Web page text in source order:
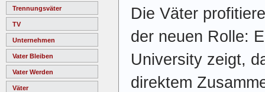
Trennungsväter
TV
Unternehmen
Vater Bleiben
Vater Werden
Väter
Die Väter
der neuen Rolle:
University zeigt,
direktem